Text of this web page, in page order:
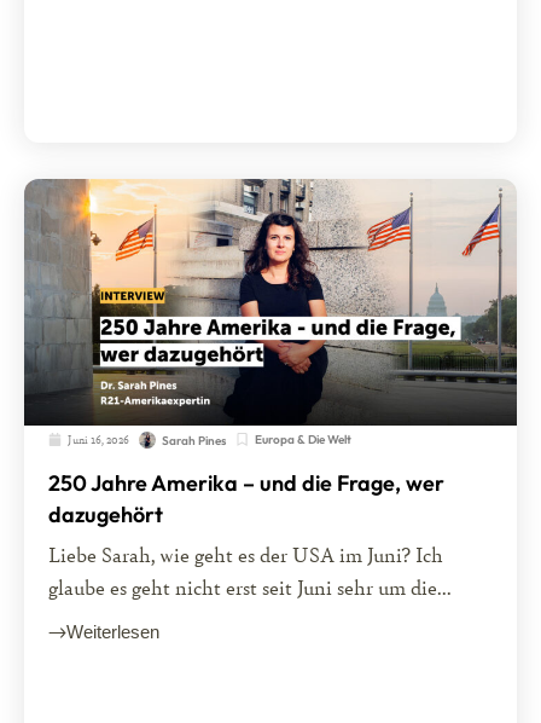
Juni 16, 2026 Sarah Pines Europa & Die Welt
250 Jahre Amerika – und die Frage, wer
dazugehört
Liebe Sarah, wie geht es der USA im Juni? Ich
glaube es geht nicht erst seit Juni sehr um die...
Weiterlesen